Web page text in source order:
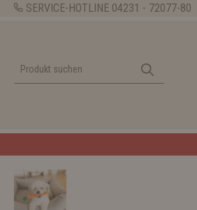
SERVICE-HOTLINE 04231 - 72077-80